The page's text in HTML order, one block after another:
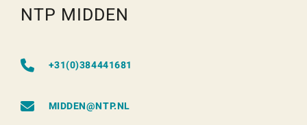
NTP MIDDEN
+31(0)384441681
MIDDEN@NTP.NL